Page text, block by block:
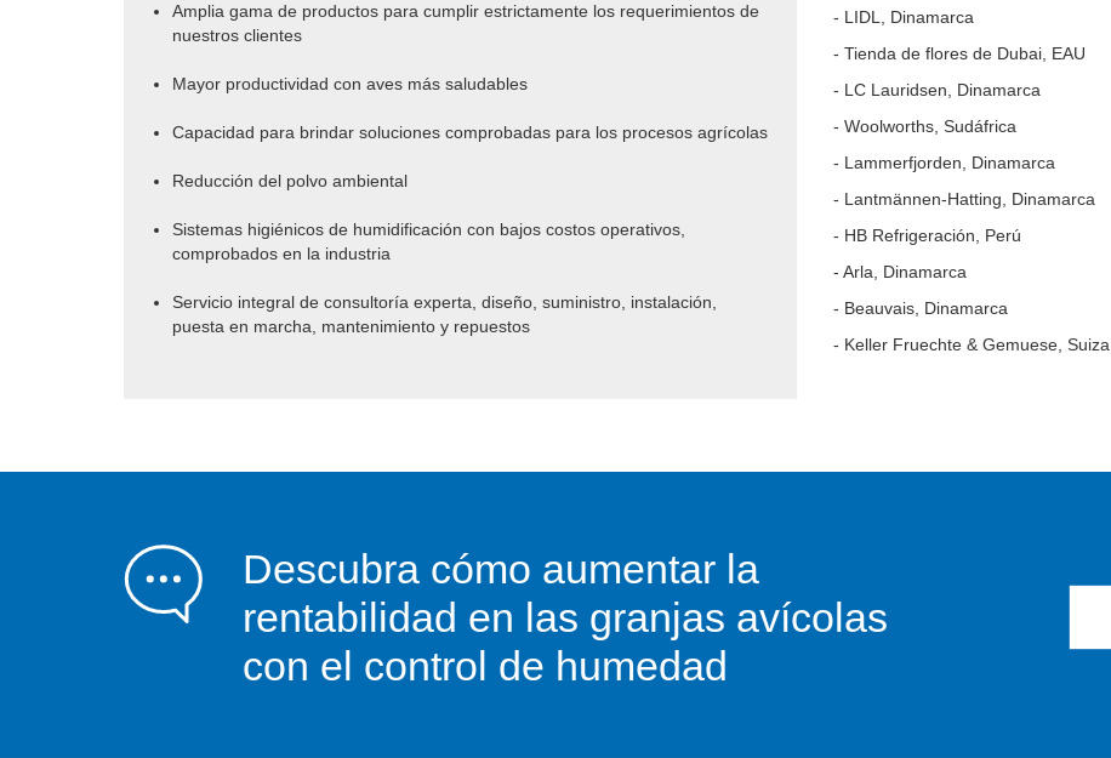
Amplia gama de productos para cumplir estrictamente los requerimientos de
nuestros clientes
Mayor productividad con aves más saludables
Capacidad para brindar soluciones comprobadas para los procesos agrícolas
Reducción del polvo ambiental
Sistemas higiénicos de humidificación con bajos costos operativos,
comprobados en la industria
Servicio integral de consultoría experta, diseño, suministro, instalación,
puesta en marcha, mantenimiento y repuestos
- LIDL, Dinamarca
- Tienda de flores de Dubai, EAU
- LC Lauridsen, Dinamarca
- Woolworths, Sudáfrica
- Lammerfjorden, Dinamarca
- Lantmännen-Hatting, Dinamarca
- HB Refrigeración, Perú
- Arla, Dinamarca
- Beauvais, Dinamarca
- Keller Fruechte & Gemuese, Suiza
Descubra cómo aumentar la
rentabilidad en las granjas avícolas
con el control de humedad